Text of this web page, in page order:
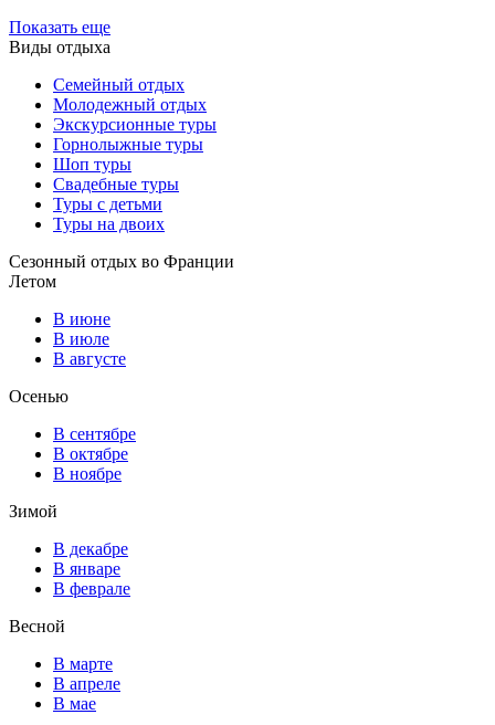
Показать еще
Виды отдыха
Семейный отдых
Молодежный отдых
Экскурсионные туры
Горнолыжные туры
Шоп туры
Свадебные туры
Туры с детьми
Туры на двоих
Сезонный отдых во Франции
Летом
В июне
В июле
В августе
Осенью
В сентябре
В октябре
В ноябре
Зимой
В декабре
В январе
В феврале
Весной
В марте
В апреле
В мае